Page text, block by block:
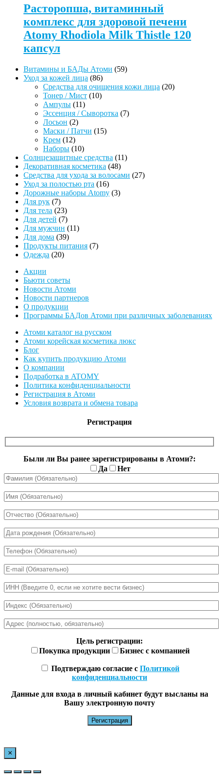
Расторопша, витаминный
комплекс для здоровой печени
Atomy Rhodiola Milk Thistle 120
капсул
Витамины и БАДы Атоми 5959
Уход за кожей лица 8686
товаров
Средства для очищения кожи лица 2020
Тонер / Мист 1010
Ампулы 1111
товаров
Эссенция / Сыворотка 77
Лосьон 22
товара
Маски / Патчи 1515
Крем 1212
товаров
Наборы 1010
товаров
Солнцезащитные средства 1111
Декоративная косметика 4848
товаров
Средства для ухода за волосами 2727
Уход за полостью рта 1616
товаров
Дорожные наборы Atomy 33
Для рук 77
товаров
Для тела 2323
товара
Для детей 77
товаров
Для мужчин 1111
Для дома 3939
товаров
Продукты питания 77
Одежда 2020
Акции
Бьюти советы
Новости Атоми
Новости партнеров
О продукции
Программы БАДов Атоми при различных заболеваниях
Атоми каталог на русском
Атоми корейская косметика люкс
Блог
Как купить продукцию Атоми
О компании
Подработка в ATOMY
Политика конфиденциальности
Регистрация в Атоми
Условия возврата и обмена товара
Регистрация
Были ли Вы ранее зарегистрированы в Атоми?:
Да
Нет
Цель регистрации:
Покупка продукции
Бизнес с компанией
Подтверждаю согласие с Политикой
конфиденциальности
Данные для входа в личный кабинет будут высланы на
Вашу электронную почту
×